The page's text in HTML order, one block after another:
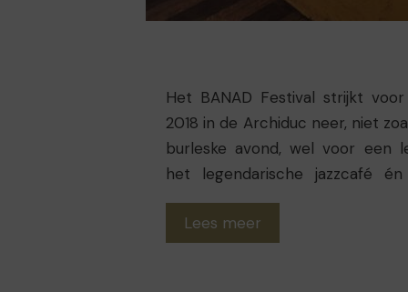
Het BANAD Festival strijkt
2018 in de Archiduc neer, niet
burleske avond, wel voor een
het legendarische jazzcafé
zelf. Johan Ral is de
en gaat, net zoals hij dat in zijn
Lees meer